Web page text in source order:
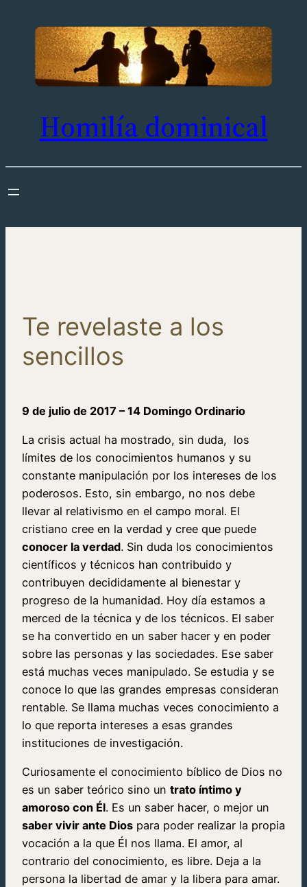
contenido
Homilía dominical
Te revelaste a los
sencillos
9 de julio de 2017 – 14 Domingo Ordinario
La crisis actual ha mostrado, sin duda, los
límites de los conocimientos humanos y su
constante manipulación por los intereses de los
poderosos. Esto, sin embargo, no nos debe
llevar al relativismo en el campo moral. El
cristiano cree en la verdad y cree que puede
conocer la verdad. Sin duda los conocimientos
científicos y técnicos han contribuido y
contribuyen decididamente al bienestar y
progreso de la humanidad. Hoy día estamos a
merced de la técnica y de los técnicos. El saber
se ha convertido en un saber hacer y en poder
sobre las personas y las sociedades. Ese saber
está muchas veces manipulado. Se estudia y se
conoce lo que las grandes empresas consideran
rentable. Se llama muchas veces conocimiento a
lo que reporta intereses a esas grandes
instituciones de investigación.
Curiosamente el conocimiento bíblico de Dios no
es un saber teórico sino un trato íntimo y
amoroso con Él. Es un saber hacer, o mejor un
saber vivir ante Dios para poder realizar la propia
vocación a la que Él nos llama. El amor, al
contrario del conocimiento, es libre. Deja a la
persona la libertad de amar y la libera para amar.